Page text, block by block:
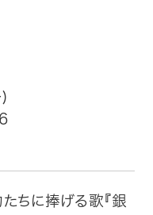
たちに捧げる歌『銀